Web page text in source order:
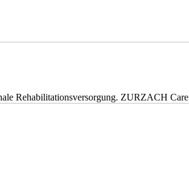
Rehabilitationsversorgung. ZURZACH